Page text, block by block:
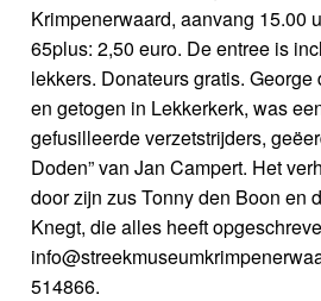
Krimpenerwaard, aanvang 15.00
65plus: 2,50 euro. De entree is
lekkers. Donateurs gratis.
en getogen in Lekkerkerk, was
gefusilleerde verzetstrijders,
Doden” van Jan Campert. Het
door zijn zus Tonny den Boon en
Knegt, die alles heeft
514866.